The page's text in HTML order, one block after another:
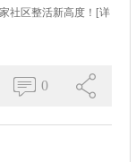
社区整活新高度！ [详
0